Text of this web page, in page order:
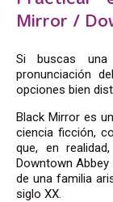
Mirror /
Si buscas
pronunciación
opciones bien
Black Mirror es
ciencia ficción,
que, en
Downtown
de una familia
siglo XX.